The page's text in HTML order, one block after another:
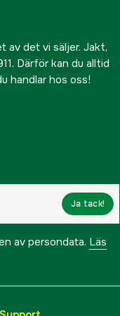
av det vi säljer. Jakt,
Därför kan du alltid
handlar hos oss!
Ja tack!
av persondata. Läs